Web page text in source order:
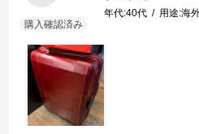
年代:40代 用途:海